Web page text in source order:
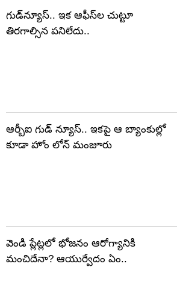
గుడ్‌న్యూస్.. ఇక ఆఫీస్‌ల చుట్టూ
తిరగాల్సిన పనిలేదు..
ఆర్బీఐ గుడ్ న్యూస్.. ఇకపై ఆ బ్యాంకుల్లో
కూడా హోం లోన్ మంజూరు
వెండి ప్లేట్లలో భోజనం ఆరోగ్యానికి
మంచిదేనా? ఆయుర్వేదం ఏం..